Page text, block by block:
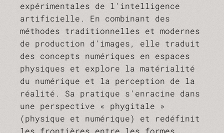
expérimentales de l'intelligence
artificielle. En combinant des
méthodes traditionnelles et modernes
de production d'images, elle traduit
des concepts numériques en espaces
physiques et explore la matérialité
du numérique et la perception de la
réalité. Sa pratique s'enracine dans
une perspective « phygitale »
(physique et numérique) et redéfinit
les frontières entre les formes